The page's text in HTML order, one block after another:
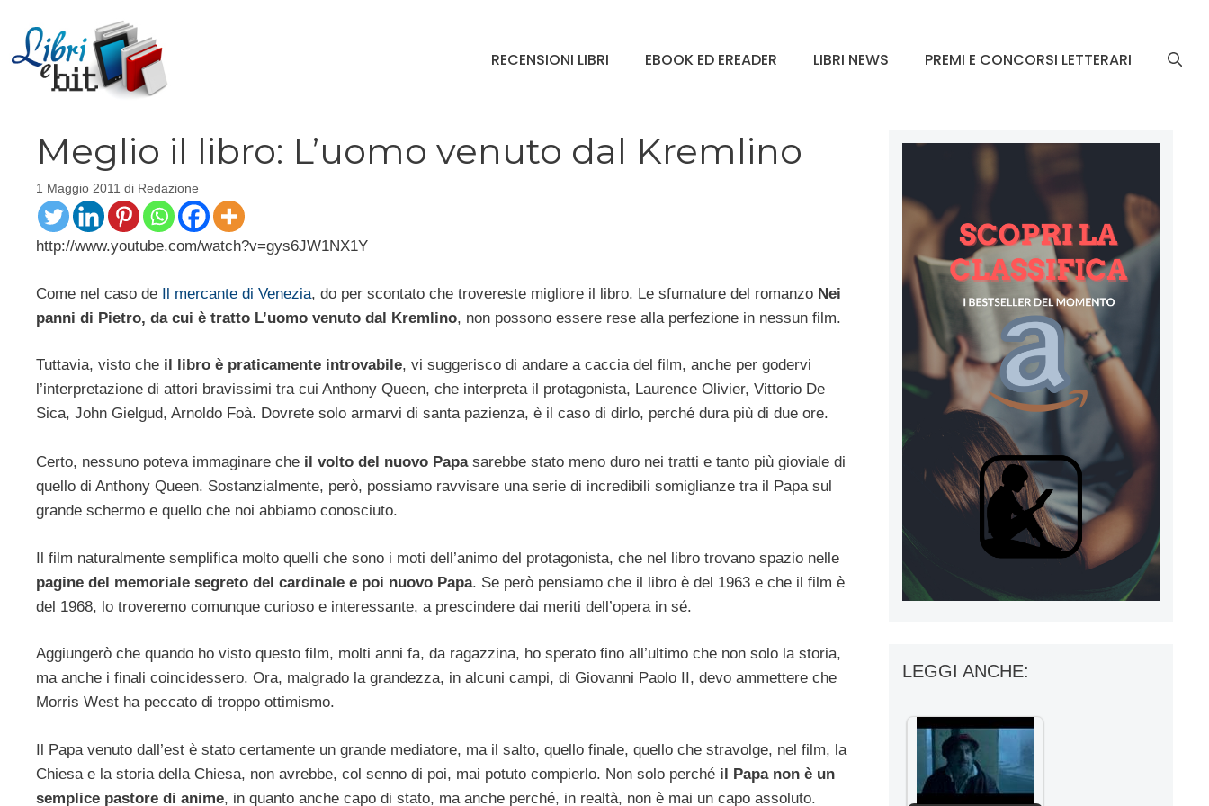
contenuto
RECENSIONI LIBRI EBOOK ED EREADER LIBRI NEWS PREMI E CONCORSI LETTERARI
Meglio il libro: L’uomo venuto dal Kremlino
1 Maggio 2011 di Redazione
http://www.youtube.com/watch?v=gys6JW1NX1Y
Come nel caso de Il mercante di Venezia, do per scontato che trovereste migliore il libro. Le sfumature del romanzo Nei
panni di Pietro, da cui è tratto L’uomo venuto dal Kremlino, non possono essere rese alla perfezione in nessun film.
Tuttavia, visto che il libro è praticamente introvabile, vi suggerisco di andare a caccia del film, anche per godervi
l’interpretazione di attori bravissimi tra cui Anthony Queen, che interpreta il protagonista, Laurence Olivier, Vittorio De
Sica, John Gielgud, Arnoldo Foà. Dovrete solo armarvi di santa pazienza, è il caso di dirlo, perché dura più di due ore.
Certo, nessuno poteva immaginare che il volto del nuovo Papasarebbe stato meno duro nei tratti e tanto più gioviale di
quello di Anthony Queen. Sostanzialmente, però, possiamo ravvisare una serie di incredibili somiglianze tra il Papa sul
grande schermo e quello che noi abbiamo conosciuto.
Il film naturalmente semplifica molto quelli che sono i moti dell’animo del protagonista, che nel libro trovano spazio nelle
pagine del memoriale segreto del cardinale e poi nuovo Papa. Se però pensiamo che il libro è del 1963 e che il film è
del 1968, lo troveremo comunque curioso e interessante, a prescindere dai meriti dell’opera in sé.
Aggiungerò che quando ho visto questo film, molti anni fa, da ragazzina, ho sperato fino all’ultimo che non solo la storia,
ma anche i finali coincidessero. Ora, malgrado la grandezza, in alcuni campi, di Giovanni Paolo II, devo ammettere che
Morris West ha peccato di troppo ottimismo.
Il Papa venuto dall’est è stato certamente un grande mediatore, ma il salto, quello finale, quello che stravolge, nel film, la
Chiesa e la storia della Chiesa, non avrebbe, col senno di poi, mai potuto compierlo. Non solo perché il Papa non è un
semplice pastore di anime, in quanto anche capo di stato, ma anche perché, in realtà, non è mai un capo assoluto.
LEGGI ANCHE: